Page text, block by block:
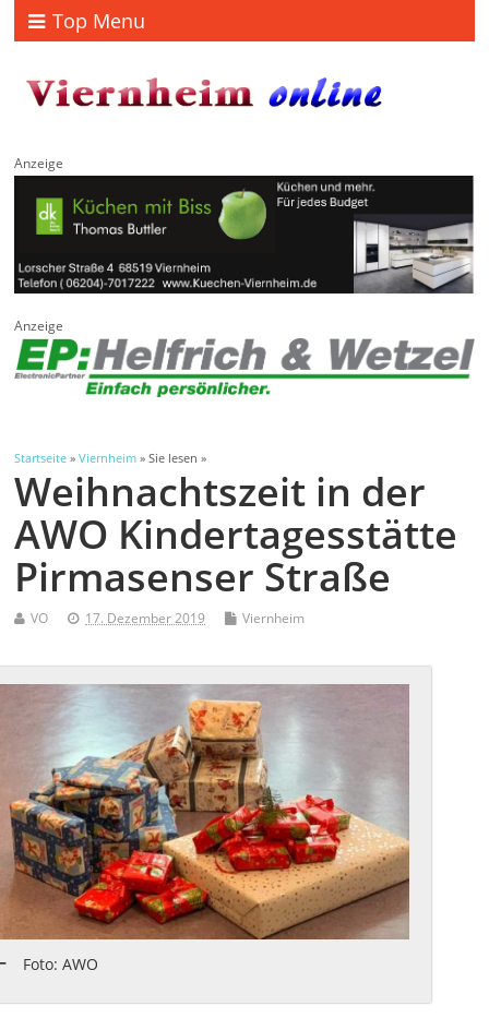
Top Menu
Anzeige
Anzeige
Startseite »Viernheim » Sie lesen »
Weihnachtszeit in der
AWO Kindertagesstätte
Pirmasenser Straße
VO 17. Dezember 2019 Viernheim
Foto: AWO